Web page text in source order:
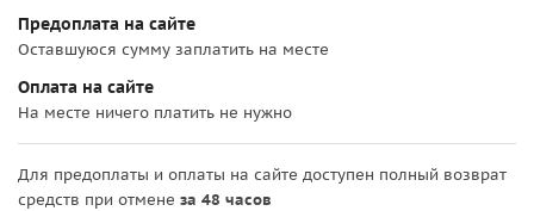
Предоплата на сайте
Оставшуюся сумму заплатить на месте
Оплата на сайте
На месте ничего платить не нужно
Для предоплаты и оплаты на сайте доступен полный возврат
средств при отмене за 48 часов